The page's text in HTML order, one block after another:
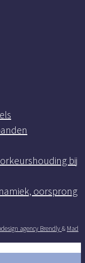
bij
oorsprong
agency Brendly& Mad